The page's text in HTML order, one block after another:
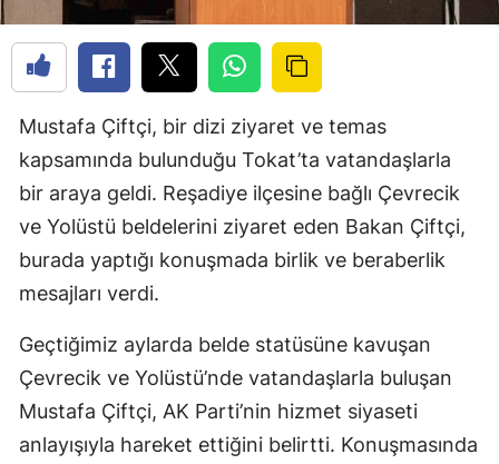
Mustafa Çiftçi, bir dizi ziyaret ve temas
kapsamında bulunduğu Tokat’ta vatandaşlarla
bir araya geldi. Reşadiye ilçesine bağlı Çevrecik
ve Yolüstü beldelerini ziyaret eden Bakan Çiftçi,
burada yaptığı konuşmada birlik ve beraberlik
mesajları verdi.
Geçtiğimiz aylarda belde statüsüne kavuşan
Çevrecik ve Yolüstü’nde vatandaşlarla buluşan
Mustafa Çiftçi, AK Parti’nin hizmet siyaseti
anlayışıyla hareket ettiğini belirtti. Konuşmasında